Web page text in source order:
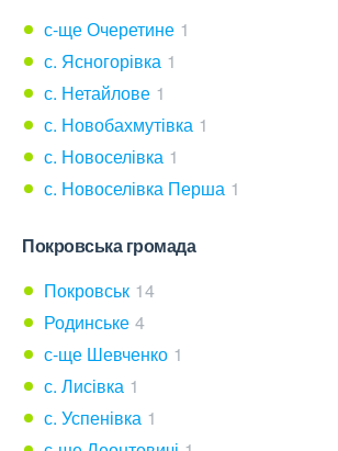
с-ще Очеретине 1
с. Ясногорівка 1
с. Нетайлове 1
с. Новобахмутівка 1
с. Новоселівка 1
с. Новоселівка Перша 1
Покровська громада
Покровськ 14
Родинське 4
с-ще Шевченко 1
с. Лисівка 1
с. Успенівка 1